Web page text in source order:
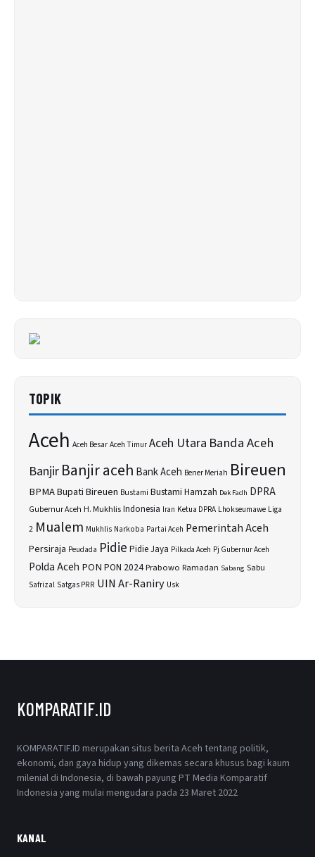
TOPIK
Aceh Aceh BesarAceh TimurAceh Utara Banda Aceh
BanjirBanjir aceh Bank Aceh Bener Meriah Bireuen
BPMABupati Bireuen Bustami Bustami Hamzah Dek Fadh DPRA
Gubernur Aceh H. MukhlisIndonesia Iran Ketua DPRA Lhokseumawe Liga
2 Mualem Mukhlis Narkoba Partai Aceh Pemerintah Aceh
Persiraja Peudada Pidie Pidie Jaya Pilkada Aceh Pj Gubernur Aceh
Polda Aceh PON PON 2024Prabowo Ramadan Sabang Sabu
Safrizal Satgas PRR UIN Ar-Raniry Usk
KOMPARATIF.ID
KOMPARATIF.ID merupakan situs berita Aceh tentang politik,
ekonomi, dan gaya hidup yang dikemas secara khusus bagi kaum
milenial di Indonesia, di bawah payung PT Media Komparatif
Indonesia yang mulai mengudara pada 23 Maret 2022
KANAL